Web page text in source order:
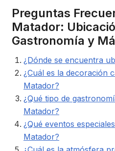
Preguntas
Matador:
Gastronomía y
¿Dónde se encuentra
¿Cuál es la decoración
Matador?
¿Qué tipo de
Matador?
¿Qué eventos
Matador?